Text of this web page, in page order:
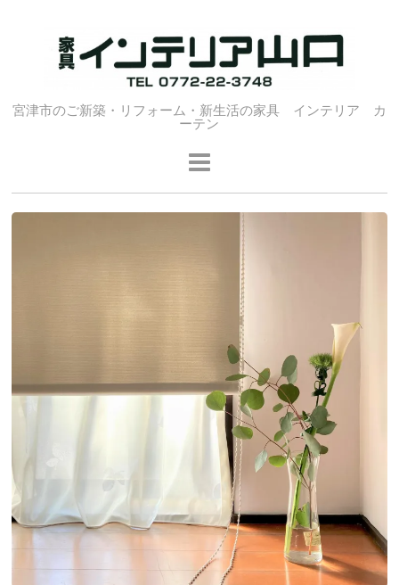
宮津市のご新築・リフォーム・新生活の家具 インテリア カ
ーテン